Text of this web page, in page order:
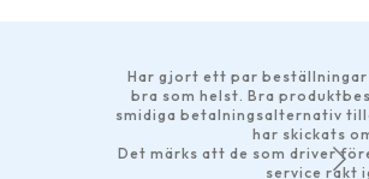
Har gjort ett par beställningar och det har
bra som helst. Bra produktbeskrivningar på
betalningsalternativ tillgängliga och
har skickats omgående.
märks att de som driver företaget är
service rakt igenom!